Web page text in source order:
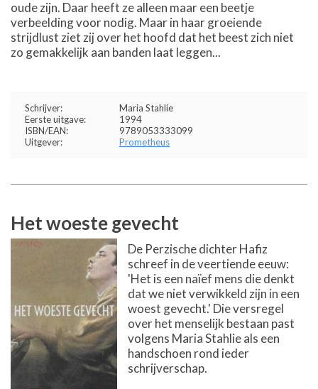
oude zijn. Daar heeft ze alleen maar een beetje
verbeelding voor nodig. Maar in haar groeiende
strijdlust ziet zij over het hoofd dat het beest zich niet
zo gemakkelijk aan banden laat leggen...
Schrijver:
Maria Stahlie
Eerste uitgave:
1994
ISBN/EAN:
9789053333099
Uitgever:
Prometheus
Het woeste gevecht
De Perzische dichter Hafiz
schreef in de veertiende eeuw:
'Het is een naïef mens die denkt
dat we niet verwikkeld zijn in een
woest gevecht.' Die versregel
over het menselijk bestaan past
volgens Maria Stahlie als een
handschoen rond ieder
schrijverschap.